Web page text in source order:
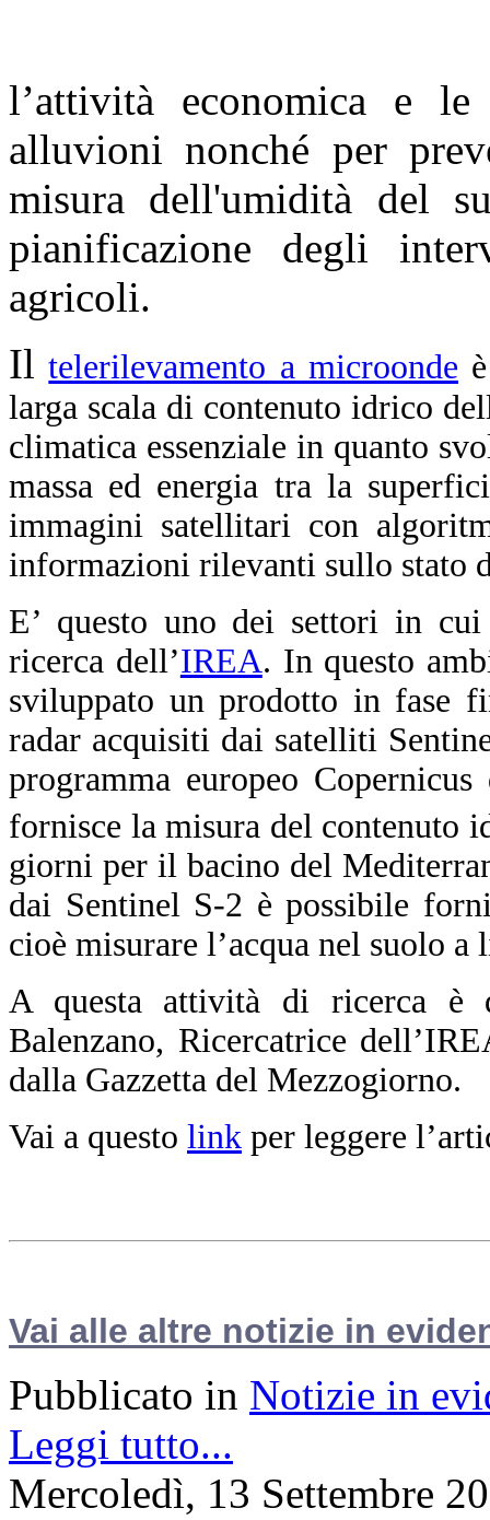
l’attività economica e
alluvioni nonché per
misura dell'umidità del
pianificazione degli
agricoli.
Il telerilevamento a microonde
larga scala di contenuto idrico
climatica essenziale in quanto
massa ed energia tra la
immagini satellitari con
informazioni rilevanti sullo stato
E’ questo uno dei settori in
ricerca dell’IREA. In questo
sviluppato un prodotto in fase
radar acquisiti dai satelliti
programma europeo
fornisce la misura del contenuto
giorni per il bacino del
dai Sentinel S-2 è possibile
cioè misurare l’acqua nel suolo
A questa attività di ricerca è
Balenzano, Ricercatrice
dalla Gazzetta del Mezzogiorno.
Vai a questo link per leggere
Vai alle altre notizie in
Pubblicato in Notizie in
Leggi tutto...
Mercoledì, 13 Settembre